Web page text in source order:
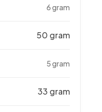
6 gram
50 gram
5 gram
33 gram